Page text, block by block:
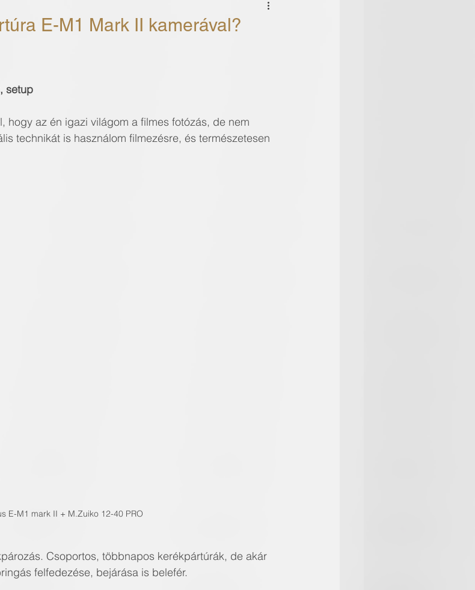
E-M1 Mark II kamerával?
setup
hogy az én igazi világom a filmes fotózás, de nem
technikát is használom filmezésre, és természetesen
E-M1 mark II + M.Zuiko 12-40 PRO
Csoportos, többnapos kerékpártúrák, de akár
felfedezése, bejárása is belefér.